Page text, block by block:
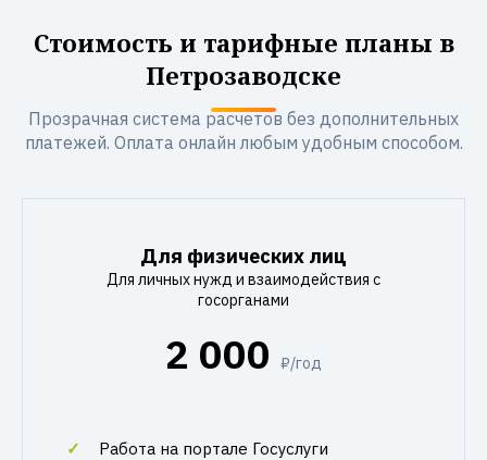
Стоимость и тарифные планы в
Петрозаводске
Прозрачная система расчетов без дополнительных
платежей. Оплата онлайн любым удобным способом.
Для физических лиц
Для личных нужд и взаимодействия с
госорганами
2 000 ₽/год
Работа на портале Госуслуги